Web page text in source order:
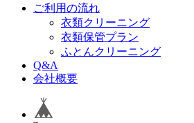
ご利用の流れ
衣類クリーニング
衣類保管プラン
ふとんクリーニング
Q&A
会社概要